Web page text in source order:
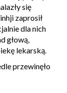
się
zaprosił
dla nich
głową,
lekarską.
przewinęło